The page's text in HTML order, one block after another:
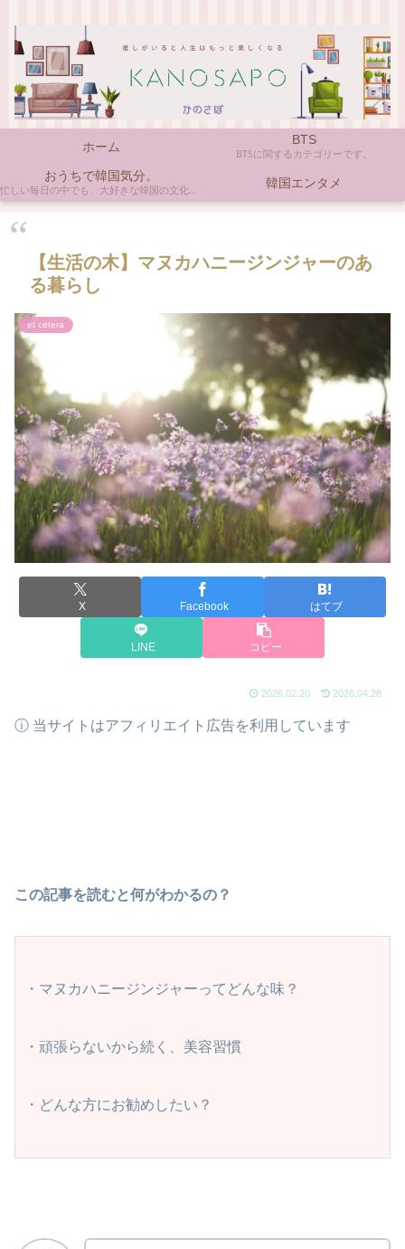
ホーム BTS
BTSに関するカテゴリーです。
おうちで韓国気分。
忙しい毎日の中でも、大好きな韓国の文化やアイテムに触れると心がほっとしますよね。ここでは、自宅で手軽に楽しめる韓国の美味しいもの、お気に入りのコスメ、そして推し活の楽しみ方など、「おうちにいながら韓国気分」に触れられるヒントを私らしくお届けします。 韓国エンタメ
【生活の木】マヌカハニージンジャーのあ
る暮らし
et cetera
X Facebook はてブ
LINE コピー
2026.02.20 2026.04.28
ⓘ 当サイトはアフィリエイト広告を利用しています
この記事を読むと何がわかるの？
・マヌカハニージンジャーってどんな味？
・頑張らないから続く、美容習慣
・どんな方にお勧めしたい？